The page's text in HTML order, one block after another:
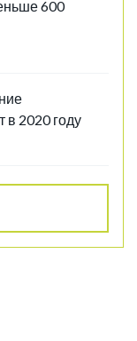
600
в 2020 году